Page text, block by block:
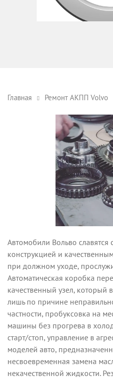
Главная Ремонт АКПП Volvo
Автомобили Вольво
конструкцией и
при должном уходе,
Автоматическая коробка
качественный узел, который
лишь по причине
частности, пробуксовка на
машины без прогрева в
старт/стоп, управление в
моделей авто,
несвоевременная замена
некачественной жидкости.